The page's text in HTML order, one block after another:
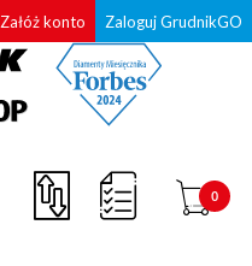
Załóż konto Zaloguj GrudnikGO
0